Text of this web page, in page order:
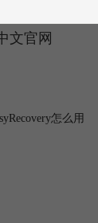
文官网
怎么用